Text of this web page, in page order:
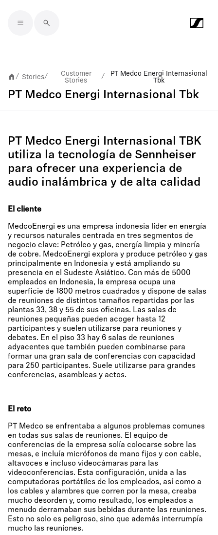
/ Stories/
Customer
Stories
/
PT Medco Energi Internasional
Tbk
PT Medco Energi Internasional Tbk
PT Medco Energi Internasional TBK
utiliza la tecnología de Sennheiser
para ofrecer una experiencia de
audio inalámbrica y de alta calidad
El cliente
MedcoEnergi es una empresa indonesia líder en energía
y recursos naturales centrada en tres segmentos de
negocio clave: Petróleo y gas, energía limpia y minería
de cobre. MedcoEnergi explora y produce petróleo y gas
principalmente en Indonesia y está ampliando su
presencia en el Sudeste Asiático. Con más de 5000
empleados en Indonesia, la empresa ocupa una
superficie de 1800 metros cuadrados y dispone de salas
de reuniones de distintos tamaños repartidas por las
plantas 33, 38 y 55 de sus oficinas. Las salas de
reuniones pequeñas pueden acoger hasta 12
participantes y suelen utilizarse para reuniones y
debates. En el piso 33 hay 6 salas de reuniones
adyacentes que también pueden combinarse para
formar una gran sala de conferencias con capacidad
para 250 participantes. Suele utilizarse para grandes
conferencias, asambleas y actos.
El reto
PT Medco se enfrentaba a algunos problemas comunes
en todas sus salas de reuniones. El equipo de
conferencias de la empresa solía colocarse sobre las
mesas, e incluía micrófonos de mano fijos y con cable,
altavoces e incluso videocámaras para las
videoconferencias. Esta configuración, unida a las
computadoras portátiles de los empleados, así como a
los cables y alambres que corren por la mesa, creaba
mucho desorden y, como resultado, los empleados a
menudo derramaban sus bebidas durante las reuniones.
Esto no solo es peligroso, sino que además interrumpía
mucho las reuniones.